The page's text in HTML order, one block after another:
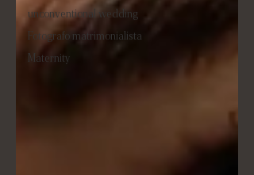
unconventional wedding
Fotografo matrimonialista
Maternity